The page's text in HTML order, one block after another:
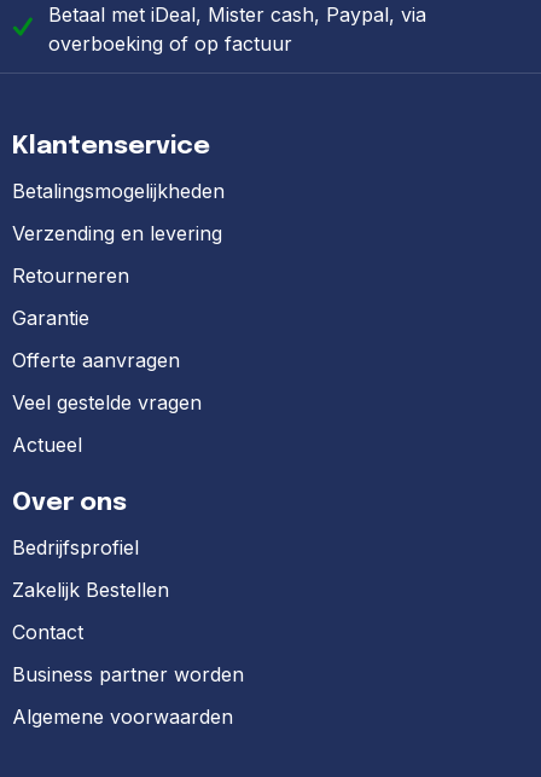
Betaal met iDeal, Mister cash, Paypal, via
overboeking of op factuur
Klantenservice
Betalingsmogelijkheden
Verzending en levering
Retourneren
Garantie
Offerte aanvragen
Veel gestelde vragen
Actueel
Over ons
Bedrijfsprofiel
Zakelijk Bestellen
Contact
Business partner worden
Algemene voorwaarden